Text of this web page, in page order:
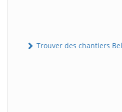
Trouver des chantiers